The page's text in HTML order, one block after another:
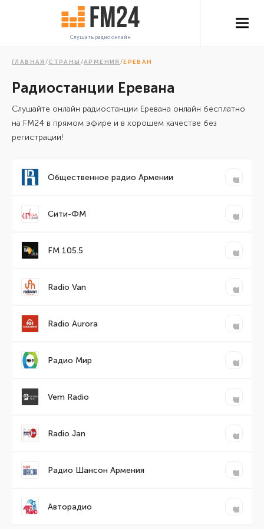
Слушать радио онлайн
ГЛАВНАЯ /СТРАНЫ /АРМЕНИЯ /ЕРЕВАН
Радиостанции Еревана
Cлушайте онлайн радиостанции Еревана онлайн бесплатно
на FM24 в прямом эфире и в хорошем качестве без
регистрации!
Общественное радио Армении
Сити-ФМ
FM 105.5
Radio Van
Radio Aurora
Радио Мир
Vem Radio
Radio Jan
Радио Шансон Армения
Авторадио